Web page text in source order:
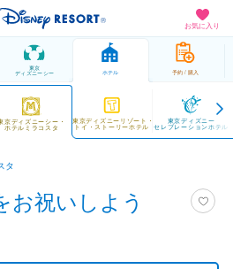
お気に入り
東京
ディズニーシー ホテル 予約 / 購入
京ディズニーシー・
ホテルミラコスタ
東京ディズニーリゾート・
トイ・ストーリーホテル
東京ディズニー
セレブレーションホテル
タ
お祝いしよう